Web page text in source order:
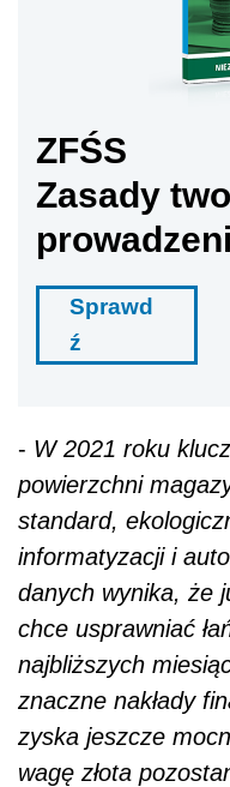
ZFŚS
Zasady
Sprawd
ź
- W 2021 roku
powierzchni
standard,
informatyzacji i
danych wynika, że
chce usprawniać
najbliższych
znaczne nakłady
zyska jeszcze
wagę złota